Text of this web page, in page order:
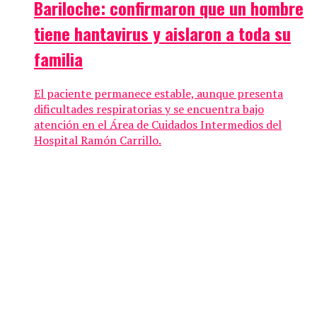
Bariloche: confirmaron que un hombre
tiene hantavirus y aislaron a toda su
familia
El paciente permanece estable, aunque presenta
dificultades respiratorias y se encuentra bajo
atención en el Área de Cuidados Intermedios del
Hospital Ramón Carrillo.